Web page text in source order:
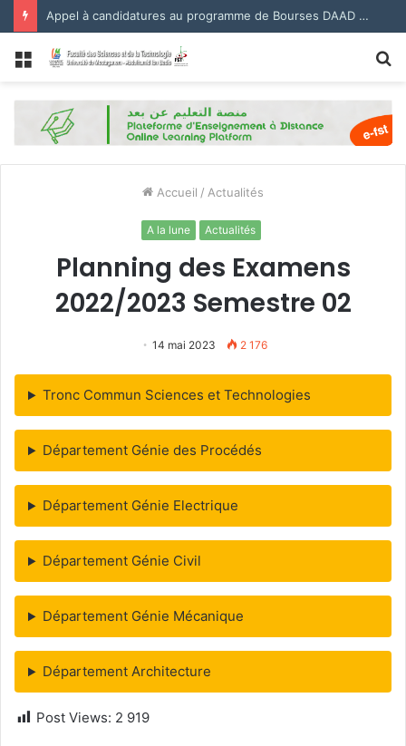
Appel à candidatures au programme de Bourses DAAD 2027.
Menu
Accueil / Actualités
A la lune Actualités
Planning des Examens
2022/2023 Semestre 02
14 mai 2023 2 176
Tronc Commun Sciences et Technologies
Département Génie des Procédés
Département Génie Electrique
Département Génie Civil
Département Génie Mécanique
Département Architecture
Post Views: 2 919